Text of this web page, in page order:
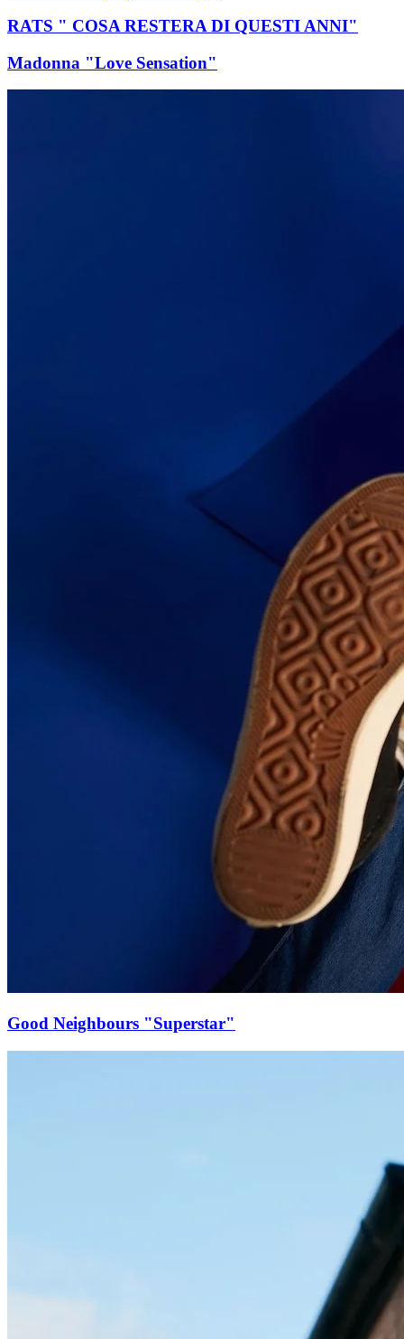
RATS " COSA RESTERA DI QUESTI ANNI"
Madonna "Love Sensation"
Good Neighbours "Superstar"